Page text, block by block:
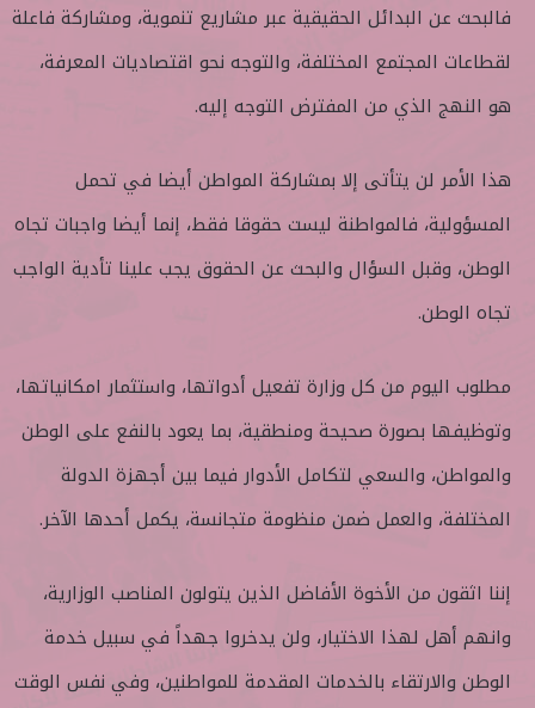
فالبحث عن البدائل الحقيقية عبر مشاريع تنموية، ومشاركة فاعلة
لقطاعات المجتمع المختلفة، والتوجه نحو اقتصاديات المعرفة،
هو النهج الذي من المفترض التوجه إليه.
هذا الأمر لن يتأتى إلا بمشاركة المواطن أيضا في تحمل
المسؤولية، فالمواطنة ليست حقوقا فقط، إنما أيضا واجبات تجاه
الوطن، وقبل السؤال والبحث عن الحقوق يجب علينا تأدية الواجب
تجاه الوطن.
مطلوب اليوم من كل وزارة تفعيل أدواتها، واستثمار امكانياتها،
وتوظيفها بصورة صحيحة ومنطقية، بما يعود بالنفع على الوطن
والمواطن، والسعي لتكامل الأدوار فيما بين أجهزة الدولة
المختلفة، والعمل ضمن منظومة متجانسة، يكمل أحدها الآخر.
إننا اثقون من الأخوة الأفاضل الذين يتولون المناصب الوزارية،
وانهم أهل لهذا الاختيار، ولن يدخروا جهداً في سبيل خدمة
الوطن والارتقاء بالخدمات المقدمة للمواطنين، وفي نفس الوقت